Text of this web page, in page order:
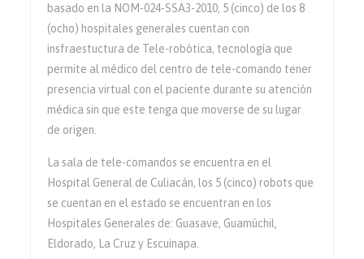
basado en la NOM-024-SSA3-2010, 5 (cinco) de los 8
(ocho) hospitales generales cuentan con
insfraestuctura de Tele-robótica, tecnología que
permite al médico del centro de tele-comando tener
presencia virtual con el paciente durante su atención
médica sin que este tenga que moverse de su lugar
de origen.
La sala de tele-comandos se encuentra en el
Hospital General de Culiacán, los 5 (cinco) robots que
se cuentan en el estado se encuentran en los
Hospitales Generales de: Guasave, Guamúchil,
Eldorado, La Cruz y Escuinapa.